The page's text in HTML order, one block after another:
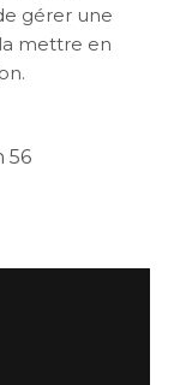
gérer une
mettre en
56